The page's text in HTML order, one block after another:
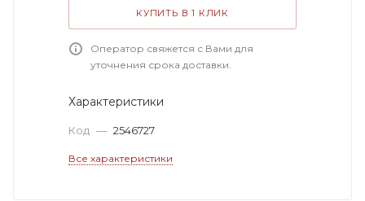
КУПИТЬ В 1 КЛИК
Оператор свяжется с Вами для
уточнения срока доставки.
Характеристики
Код — 2546727
Все характеристики